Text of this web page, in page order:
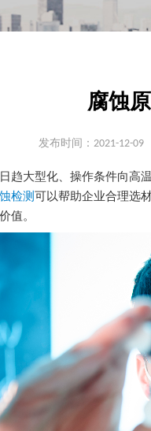
腐蚀
发布时间：2021-12-09
趋大型化、操作条件向
检测 可以帮助企业合理选
值。